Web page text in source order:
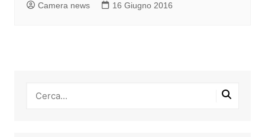
Camera news 16 Giugno 2016